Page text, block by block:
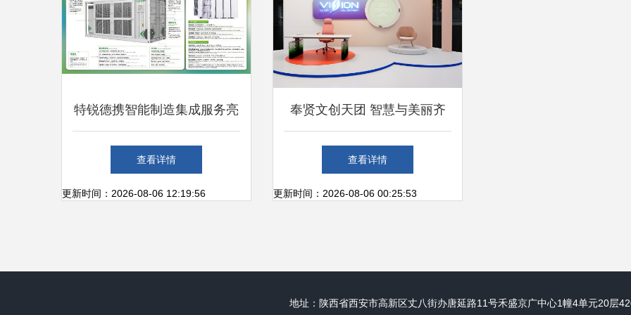
特锐德携智能制造集成服务亮
相SNEC展，构建新能源主导
的新集成生态系统
查看详情
更新时间：2026-08-06 12:19:56
奉贤文创天团 智慧与美丽齐
绽，信息系统集成服务闪耀长
三角文博会
查看详情
更新时间：2026-08-06 00:25:53
地址：陕西省西安市高新区丈八街办唐延路11号禾盛京广中心1幢4单元20层